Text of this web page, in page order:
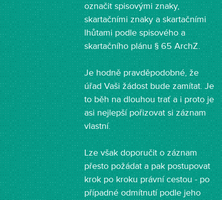
označit spisovými znaky,
skartačními znaky a skartačními
lhůtami podle spisového a
skartačního plánu § 65 ArchZ.
Je hodně pravděpodobné, že
úřad Vaši žádost bude zamítat. Je
to běh na dlouhou trať a i proto je
asi nejlepší pořizovat si záznam
vlastní.
Lze však doporučit o záznam
přesto požádat a pak postupovat
krok po kroku právní cestou - po
případné odmítnutí podle jeho